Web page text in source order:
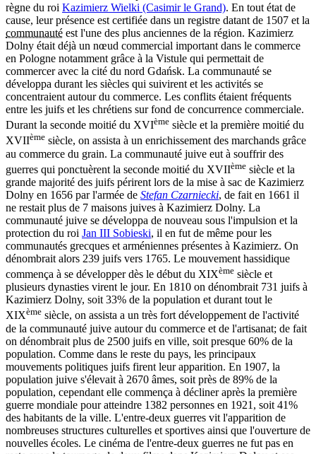
règne du roi Kazimierz Wielki (Casimir le Grand). En tout état de
cause, leur présence est certifiée dans un registre datant de 1507 et la
communauté est l'une des plus anciennes de la région. Kazimierz
Dolny était déjà un nœud commercial important dans le commerce
en Pologne notamment grâce à la Vistule qui permettait de
commercer avec la cité du nord Gdańsk. La communauté se
développa durant les siècles qui suivirent et les activités se
concentraient autour du commerce. Les conflits étaient fréquents
entre les juifs et les chrétiens sur fond de concurrence commerciale.
Durant la seconde moitié du XVIème siècle et la première moitié du
XVIIème siècle, on assista à un enrichissement des marchands grâce
au commerce du grain. La communauté juive eut à souffrir des
guerres qui ponctuèrent la seconde moitié du XVIIème siècle et la
grande majorité des juifs périrent lors de la mise à sac de Kazimierz
Dolny en 1656 par l'armée de Stefan Czarniecki, de fait en 1661 il
ne restait plus de 7 maisons juives à Kazimierz Dolny. La
communauté juive se développa de nouveau sous l'impulsion et la
protection du roi Jan III Sobieski, il en fut de même pour les
communautés grecques et arméniennes présentes à Kazimierz. On
dénombrait alors 239 juifs vers 1765. Le mouvement hassidique
commença à se développer dès le début du XIXème siècle et
plusieurs dynasties virent le jour. En 1810 on dénombrait 731 juifs à
Kazimierz Dolny, soit 33% de la population et durant tout le
XIXème siècle, on assista a un très fort développement de l'activité
de la communauté juive autour du commerce et de l'artisanat; de fait
on dénombrait plus de 2500 juifs en ville, soit presque 60% de la
population. Comme dans le reste du pays, les principaux
mouvements politiques juifs firent leur apparition. En 1907, la
population juive s'élevait à 2670 âmes, soit près de 89% de la
population, cependant elle commença à décliner après la première
guerre mondiale pour atteindre 1382 personnes en 1921, soit 41%
des habitants de la ville. L'entre-deux guerres vit l'apparition de
nombreuses structures culturelles et sportives ainsi que l'ouverture de
nouvelles écoles. Le cinéma de l'entre-deux guerres ne fut pas en